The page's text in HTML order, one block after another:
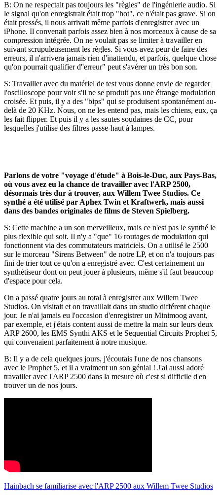
B: On ne respectait pas toujours les "règles" de l'ingénierie audio. Si
le signal qu'on enregistrait était trop "hot", ce n'était pas grave. Si on
était pressés, il nous arrivait même parfois d'enregistrer avec un
iPhone. Il convenait parfois assez bien à nos morceaux à cause de sa
compression intégrée. On ne voulait pas se limiter à travailler en
suivant scrupuleusement les règles. Si vous avez peur de faire des
erreurs, il n'arrivera jamais rien d'inattendu, et parfois, quelque chose
qu'on pourrait qualifier d''erreur" peut s'avérer un très bon son.
S: Travailler avec du matériel de test vous donne envie de regarder
l'oscilloscope pour voir s'il ne se produit pas une étrange modulation
croisée. Et puis, il y a des "bips" qui se produisent spontanément au-
delà de 20 KHz. Nous, on ne les entend pas, mais les chiens, eux, ça
les fait flipper. Et puis il y a les sautes soudaines de CC, pour
lesquelles j'utilise des filtres passe-haut à lampes.
Parlons de votre "voyage d'étude" à Bois-le-Duc, aux Pays-Bas,
où vous avez eu la chance de travailler avec l'ARP 2500,
désormais très dur à trouver, aux Willem Twee Studios. Ce
synthé a été utilisé par Aphex Twin et Kraftwerk, mais aussi
dans des bandes originales de films de Steven Spielberg.
S: Cette machine a un son merveilleux, mais ce n'est pas le synthé le
plus flexible qui soit. Il n'y a "que" 16 routages de modulation qui
fonctionnent via des commutateurs matriciels. On a utilisé le 2500
sur le morceau "Sirens Between" de notre LP, et on n'a toujours pas
fini de trier tout ce qu'on a enregistré avec. C'est certainement un
synthétiseur dont on peut jouer à plusieurs, même s'il faut beaucoup
d'espace pour cela.
On a passé quatre jours au total à enregistrer aux Willem Twee
Studios. On visitait et on travaillait dans un studio différent chaque
jour. Je n'ai jamais eu l'occasion d'enregistrer un Minimoog avant,
par exemple, et j'étais content aussi de mettre la main sur leurs deux
ARP 2600, les EMS Synthi AKS et le Sequential Circuits Prophet 5,
qui convenaient parfaitement à notre musique.
B: Il y a de cela quelques jours, j'écoutais l'une de nos chansons
avec le Prophet 5, et il a vraiment un son génial ! J'ai aussi adoré
travailler avec l'ARP 2500 dans la mesure où c'est si difficile d'en
trouver un de nos jours.
Hainbach se familiarise avec l'ARP 2500 aux Willem Twee Studios